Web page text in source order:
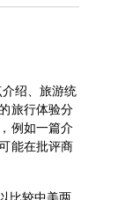
绍、旅游统
旅行体验分
例如一篇介
能在批评商
比较中美两